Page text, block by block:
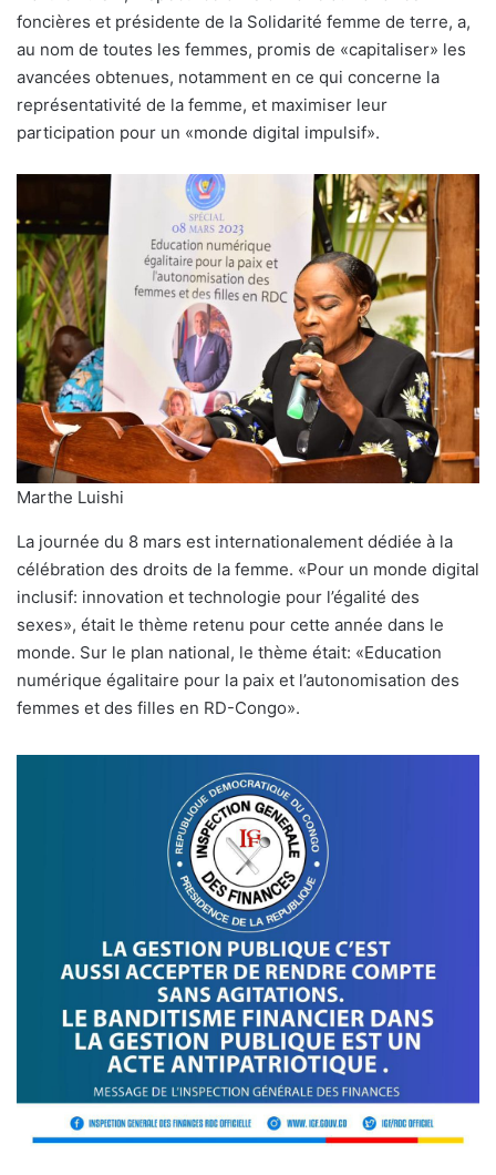
foncières et présidente de la Solidarité femme de terre, a,
au nom de toutes les femmes, promis de «capitaliser» les
avancées obtenues, notamment en ce qui concerne la
représentativité de la femme, et maximiser leur
participation pour un «monde digital impulsif».
Marthe Luishi
La journée du 8 mars est internationalement dédiée à la
célébration des droits de la femme. «Pour un monde digital
inclusif: innovation et technologie pour l’égalité des
sexes», était le thème retenu pour cette année dans le
monde. Sur le plan national, le thème était: «Education
numérique égalitaire pour la paix et l’autonomisation des
femmes et des filles en RD-Congo».